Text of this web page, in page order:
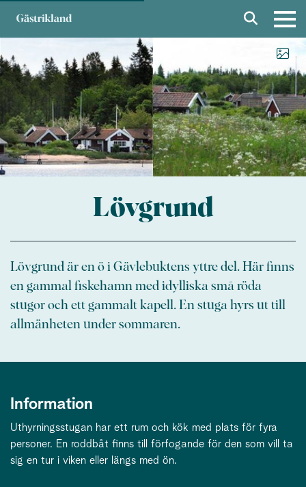
Lövgrund
Lövgrund är en ö i Gävlebuktens yttre del. Här finns
en gammal fiskehamn med idylliska små röda
stugor och ett gammalt kapell. En stuga hyrs ut till
allmänheten under sommaren.
Information
Uthyrningsstugan har ett rum och kök med plats för fyra
personer. En roddbåt finns till förfogande för den som vill ta
sig en tur i viken eller längs med ön.